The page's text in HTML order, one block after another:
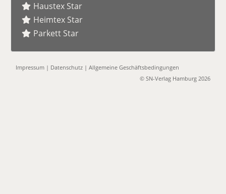
Haustex Star
Heimtex Star
Parkett Star
Impressum | Datenschutz |Allgemeine Geschäftsbedingungen
© SN-Verlag Hamburg 2026